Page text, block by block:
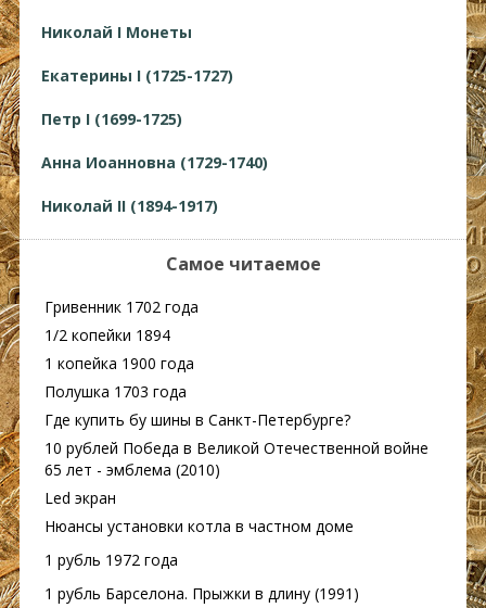
Николай I Монеты
Екатерины I (1725-1727)
Петр I (1699-1725)
Анна Иоанновна (1729-1740)
Николай II (1894-1917)
Самое читаемое
Гривенник 1702 года
1/2 копейки 1894
1 копейка 1900 года
Полушка 1703 года
Где купить бу шины в Санкт-Петербурге?
10 рублей Победа в Великой Отечественной войне
65 лет - эмблема (2010)
Led экран
Нюансы установки котла в частном доме
1 рубль 1972 года
1 рубль Барселона. Прыжки в длину (1991)